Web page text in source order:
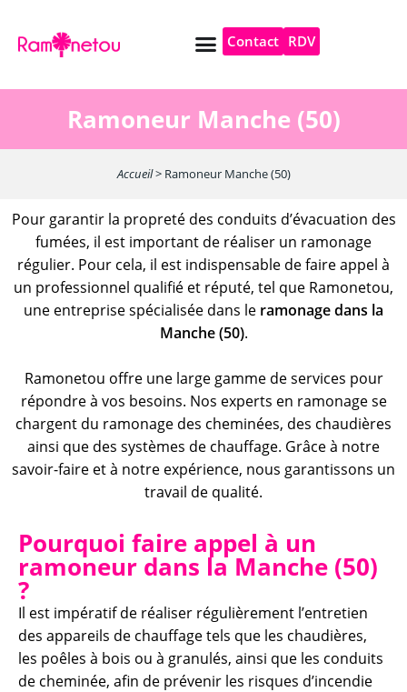
Contact RDV
Ramoneur Manche (50)
Accueil> Ramoneur Manche (50)
Pour garantir la propreté des conduits d’évacuation des
fumées, il est important de réaliser un ramonage
régulier. Pour cela, il est indispensable de faire appel à
un professionnel qualifié et réputé, tel que Ramonetou,
une entreprise spécialisée dans le ramonage dans la
Manche (50).
Ramonetou offre une large gamme de services pour
répondre à vos besoins. Nos experts en ramonage se
chargent du ramonage des cheminées, des chaudières
ainsi que des systèmes de chauffage. Grâce à notre
savoir-faire et à notre expérience, nous garantissons un
travail de qualité.
Pourquoi faire appel à un
ramoneur dans la Manche (50)
?
Il est impératif de réaliser régulièrement l’entretien
des appareils de chauffage tels que les chaudières,
les poêles à bois ou à granulés, ainsi que les conduits
de cheminée, afin de prévenir les risques d’incendie